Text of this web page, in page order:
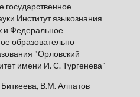
государственное
Институт языкознания
и Федеральное
образовательно
"Орловский
имени И. С. Тургенева"
В.М. Алпатов